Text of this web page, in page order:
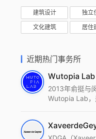
建筑设计 独立
文化建筑 居住
近期热门事务所
Wutopia Lab
2013年俞挺与
Wutopia Lab，
统这种新的思
和生活性为介